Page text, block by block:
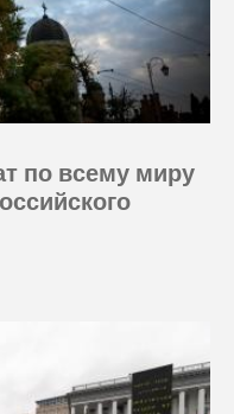
по всему миру